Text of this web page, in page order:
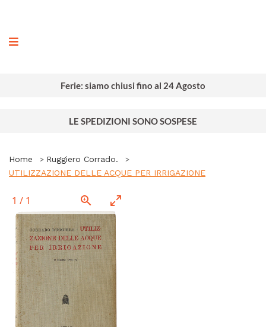
Ferie: siamo chiusi fino al 24 Agosto
LE SPEDIZIONI SONO SOSPESE
Home
Ruggiero Corrado.
UTILIZZAZIONE DELLE ACQUE PER IRRIGAZIONE
1 / 1